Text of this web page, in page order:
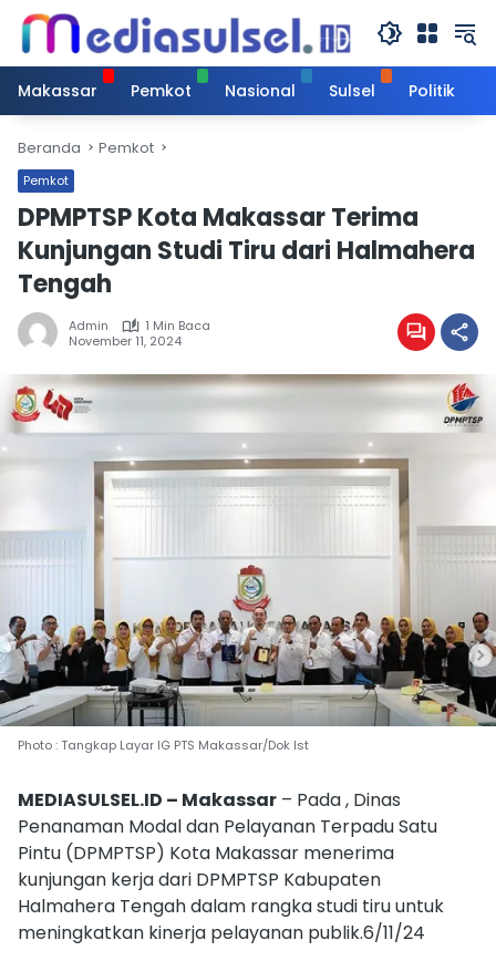
Langsung
konten
Makassar
Pemkot Nasional Sulsel Politik
Beranda Pemkot
Pemkot
DPMPTSP Kota Makassar Terima
Kunjungan Studi Tiru dari Halmahera
Tengah
Admin
1 Min Baca
November 11, 2024
Photo : Tangkap Layar IG PTS Makassar/Dok Ist
MEDIASULSEL.ID – Makassar – Pada , Dinas
Penanaman Modal dan Pelayanan Terpadu Satu
Pintu (DPMPTSP) Kota Makassar menerima
kunjungan kerja dari DPMPTSP Kabupaten
Halmahera Tengah dalam rangka studi tiru untuk
meningkatkan kinerja pelayanan publik.6/11/24